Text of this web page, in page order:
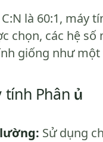
là 60:1, máy
chọn, các hệ
giống như
tính Phân ủ
Sử dụng